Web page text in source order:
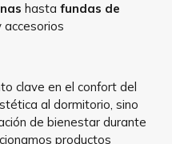
hasta fundas de
accesorios
clave en el confort del
al dormitorio, sino
de bienestar durante
productos